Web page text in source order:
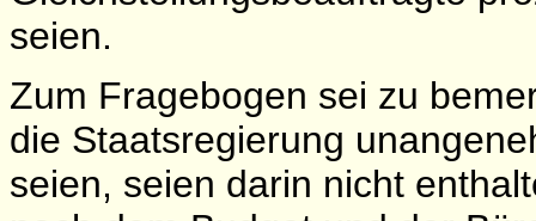
seien.
Zum Fragebogen sei zu
die Staatsregierung
seien, seien darin nicht